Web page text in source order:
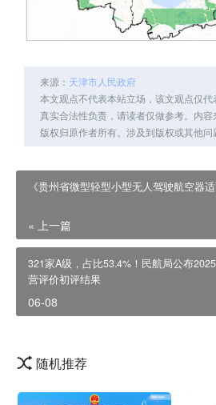
来源： 天津市人民政府
本文观点不代表本站立场，该文观点仅
真实合法性负责，请读者仅做参考。内容
版权归原作者所有。涉及到版权或其他问
《贵州省微型轻型小型无人驾驶航空器
« 上一篇
321家A级，占比53.4%！民航局公布
营评价初评结果
06-08
随机推荐